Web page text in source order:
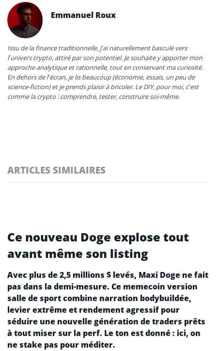
Emmanuel Roux
Issu de la finance traditionnelle, j’ai naturellement basculé vers
l’univers crypto, attiré par son potentiel. Je souhaite y apporter mon
approche analytique et rationnelle, tout en conservant ma curiosité.
En dehors de l’écran, je lis beaucoup (économie, essais, un peu de
science-fiction) et je prends plaisir à bricoler. Le DIY, pour moi, c’est
comme la crypto : comprendre, tester, construire soi-même.
ARTICLES SIMILAIRES
Ce nouveau Doge explose tout
avant même son listing
Avec plus de 2,5 millions $ levés, Maxi Doge ne fait
pas dans la demi-mesure. Ce memecoin version
salle de sport combine narration bodybuildée,
levier extrême et rendement agressif pour
séduire une nouvelle génération de traders prêts
à tout miser sur la perf. Le ton est donné : ici, on
ne stake pas pour méditer.